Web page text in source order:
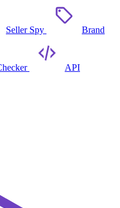
Seller Spy Brand
API